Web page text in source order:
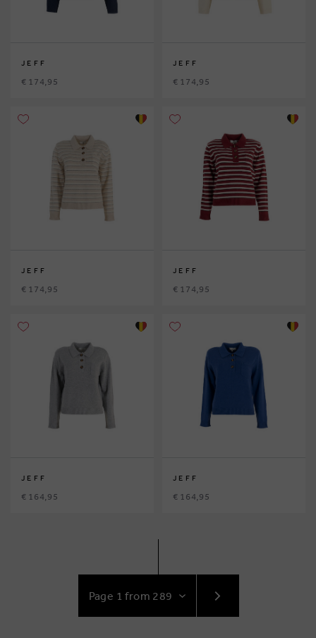
JEFF
€ 174,95
JEFF
€ 174,95
JEFF
€ 174,95
JEFF
€ 174,95
JEFF
€ 164,95
JEFF
€ 164,95
TO
NEXT